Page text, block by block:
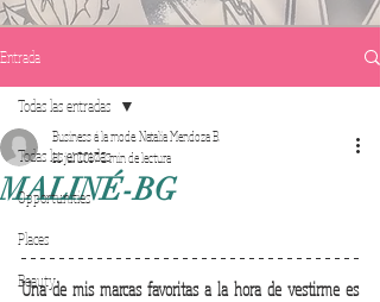
Entrada
Todas las entradas
Opportunities
Places
Beauty
Todas las entradas
MALINÉ-BG
Business á la mode. Natalia Mendoza B.
11 jul 20172 min de lectura
Una de mis marcas favoritas a la hora de vestirme es